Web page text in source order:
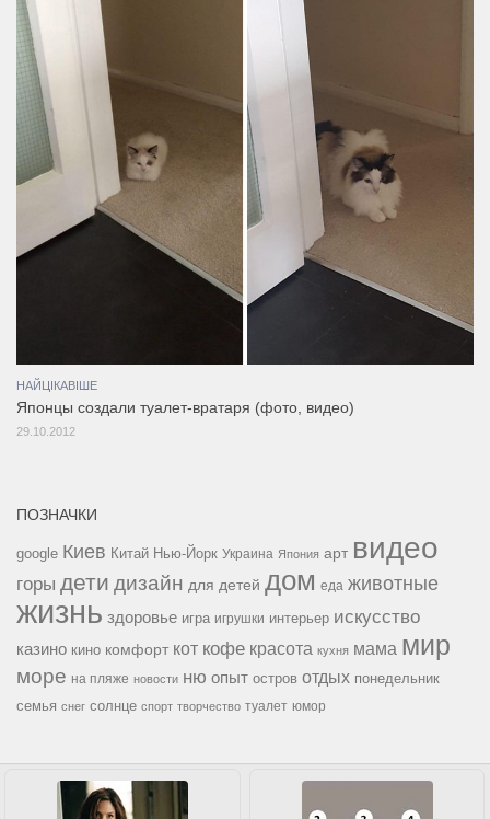
НАЙЦІКАВІШЕ
Японцы создали туалет-вратаря (фото, видео)
29.10.2012
ПОЗНАЧКИ
google Киев Китай Нью-Йорк Украина Япония арт видео
горы дети дизайн для детей дом еда животные
жизнь здоровье игра игрушки интерьер искусство
казино кино комфорт кот кофе красота кухня мама мир
море на пляже новости ню опыт остров отдых понедельник
семья снег солнце спорт творчество туалет юмор